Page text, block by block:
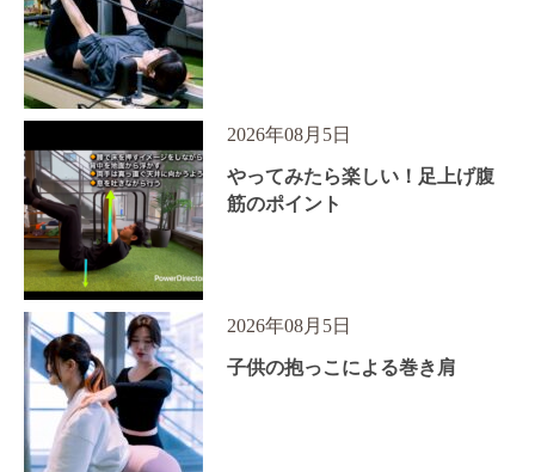
2026年08月5日
やってみたら楽しい！足上げ腹
筋のポイント
2026年08月5日
子供の抱っこによる巻き肩